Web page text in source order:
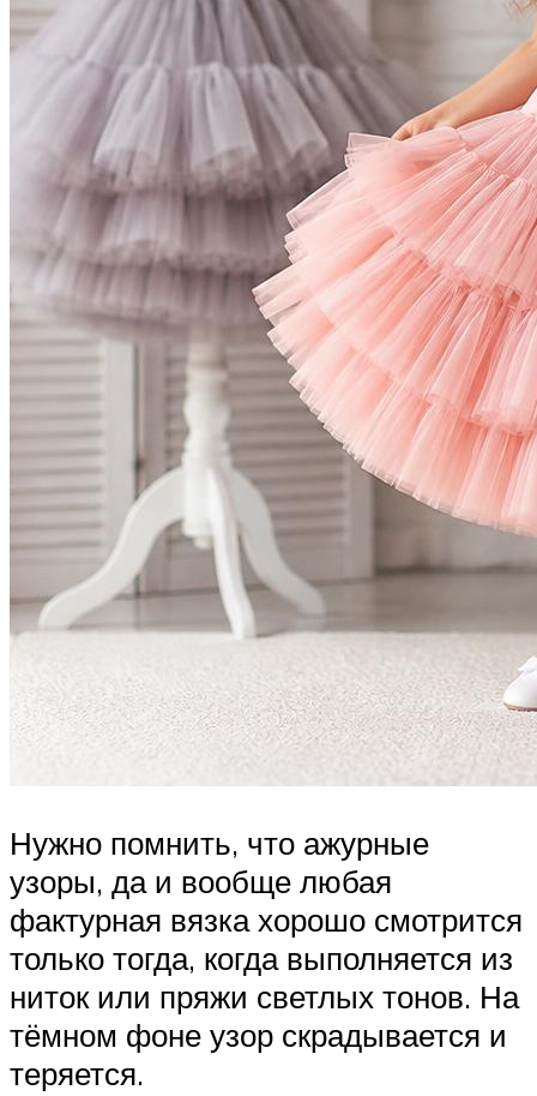
Нужно помнить, что ажурные
узоры, да и вообще любая
фактурная вязка хорошо смотрится
только тогда, когда выполняется из
ниток или пряжи светлых тонов. На
тёмном фоне узор скрадывается и
теряется.